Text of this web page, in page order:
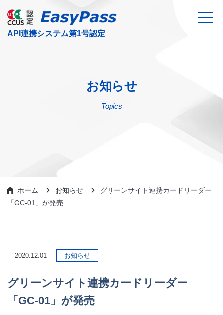
お知らせ
Topics
ホーム お知らせ
グリーンサイト連携カードリーダー
「GC-01」が発売
2020.12.01 お知らせ
グリーンサイト連携カードリーダー
「GC-01」が発売